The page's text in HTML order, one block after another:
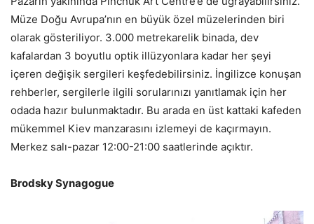
Müze Doğu Avrupa’nın en büyük özel müzelerinden biri
olarak gösteriliyor. 3.000 metrekarelik binada, dev
kafalardan 3 boyutlu optik illüzyonlara kadar her şeyi
içeren değişik sergileri keşfedebilirsiniz. İngilizce konuşan
rehberler, sergilerle ilgili sorularınızı yanıtlamak için her
odada hazır bulunmaktadır. Bu arada en üst kattaki kafeden
mükemmel Kiev manzarasını izlemeyi de kaçırmayın.
Merkez salı-pazar 12:00-21:00 saatlerinde açıktır.
Brodsky Synagogue